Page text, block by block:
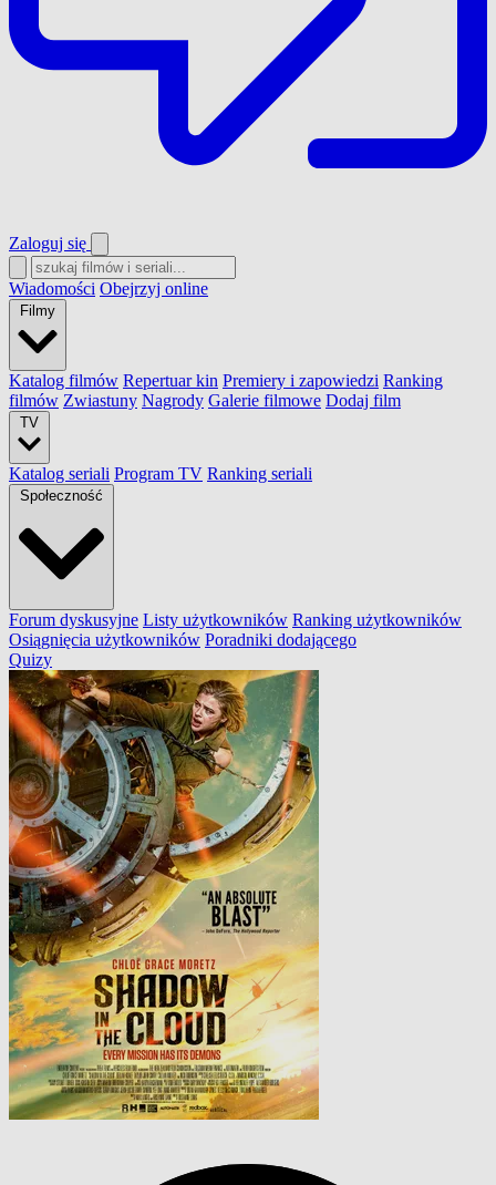
Zaloguj się
Wiadomości Obejrzyj online
Filmy
Katalog filmów Repertuar kin Premiery i zapowiedzi Ranking
filmów Zwiastuny Nagrody Galerie filmowe Dodaj film
TV
Katalog seriali Program TV Ranking seriali
Społeczność
Forum dyskusyjne Listy użytkowników Ranking użytkowników
Osiągnięcia użytkowników Poradniki dodającego
Quizy